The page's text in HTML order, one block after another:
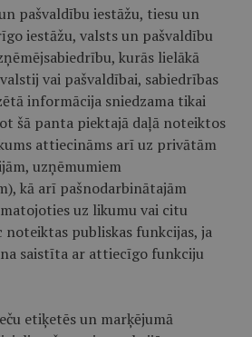
pašvaldību iestāžu, tiesu un
iestāžu, valsts un pašvaldību
kurās lielākā
vai pašvaldībai, sabiedrības
informācija sniedzama tikai
šā panta piektajā daļā noteiktos
attiecināms arī uz privātām
uzņēmumiem
kā arī pašnodarbinātajām
uz likumu vai citu
publiskas funkcijas, ja
saistīta ar attiecīgo funkciju
etiķetēs un marķējumā